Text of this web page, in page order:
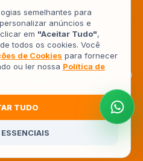
Londrina - PR, 86041-000
semelhantes para
anúncios e
em "Aceitar Tudo",
todos os cookies. Você
de Cookies para fornecer
ou ler nossa Política de
TUDO